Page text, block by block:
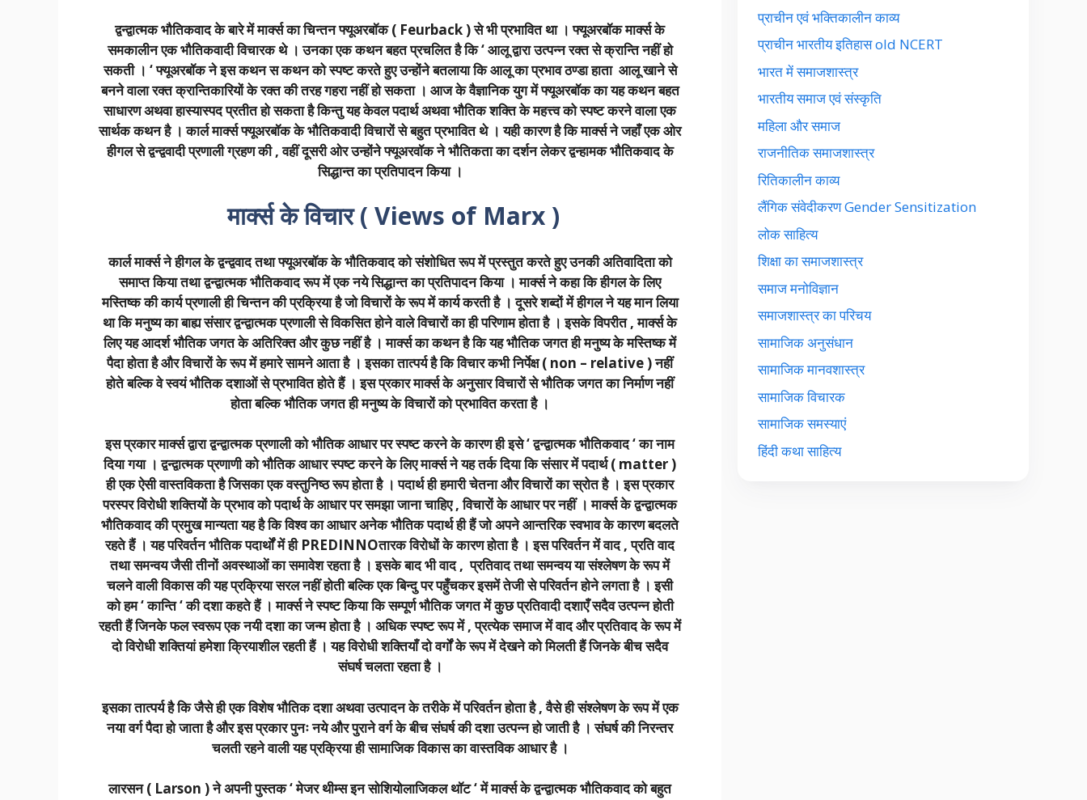
द्वन्द्वात्मक भौतिकवाद के बारे में मार्क्स का चिन्तन फ्यूअरबॉक ( Feurback ) से भी प्रभावित था । फ्यूअरबॉक मार्क्स के
समकालीन एक भौतिकवादी विचारक थे । उनका एक कथन बहत प्रचलित है कि ‘ आलू द्वारा उत्पन्न रक्त से क्रान्ति नहीं हो
सकती । ‘ फ्यूअरबॉक ने इस कथन स कथन को स्पष्ट करते हुए उन्होंने बतलाया कि आलू का प्रभाव ठण्डा हाता आलू खाने से
बनने वाला रक्त क्रान्तिकारियों के रक्त की तरह गहरा नहीं हो सकता । आज के वैज्ञानिक युग में फ्यूअरबॉक का यह कथन बहत
साधारण अथवा हास्यास्पद प्रतीत हो सकता है किन्तु यह केवल पदार्थ अथवा भौतिक शक्ति के महत्त्व को स्पष्ट करने वाला एक
सार्थक कथन है । कार्ल मार्क्स फ्यूअरबॉक के भौतिकवादी विचारों से बहुत प्रभावित थे । यही कारण है कि मार्क्स ने जहाँ एक ओर
हीगल से द्वन्द्ववादी प्रणाली ग्रहण की , वहीं दूसरी ओर उन्होंने फ्यूअरवॉक ने भौतिकता का दर्शन लेकर द्वन्हामक भौतिकवाद के
सिद्धान्त का प्रतिपादन किया ।
मार्क्स के विचार ( Views of Marx )
कार्ल मार्क्स ने हीगल के द्वन्द्ववाद तथा फ्यूअरबॉक के भौतिकवाद को संशोधित रूप में प्रस्तुत करते हुए उनकी अतिवादिता को
समाप्त किया तथा द्वन्द्वात्मक भौतिकवाद रूप में एक नये सिद्धान्त का प्रतिपादन किया । मार्क्स ने कहा कि हीगल के लिए
मस्तिष्क की कार्य प्रणाली ही चिन्तन की प्रक्रिया है जो विचारों के रूप में कार्य करती है । दूसरे शब्दों में हीगल ने यह मान लिया
था कि मनुष्य का बाह्य संसार द्वन्द्वात्मक प्रणाली से विकसित होने वाले विचारों का ही परिणाम होता है । इसके विपरीत , मार्क्स के
लिए यह आदर्श भौतिक जगत के अतिरिक्त और कुछ नहीं है । मार्क्स का कथन है कि यह भौतिक जगत ही मनुष्य के मस्तिष्क में
पैदा होता है और विचारों के रूप में हमारे सामने आता है । इसका तात्पर्य है कि विचार कभी निर्पेक्ष ( non – relative ) नहीं
होते बल्कि वे स्वयं भौतिक दशाओं से प्रभावित होते हैं । इस प्रकार मार्क्स के अनुसार विचारों से भौतिक जगत का निर्माण नहीं
होता बल्कि भौतिक जगत ही मनुष्य के विचारों को प्रभावित करता है ।
इस प्रकार मार्क्स द्वारा द्वन्द्वात्मक प्रणाली को भौतिक आधार पर स्पष्ट करने के कारण ही इसे ‘ द्वन्द्वात्मक भौतिकवाद ‘ का नाम
दिया गया । द्वन्द्वात्मक प्रणाणी को भौतिक आधार स्पष्ट करने के लिए मार्क्स ने यह तर्क दिया कि संसार में पदार्थ ( matter )
ही एक ऐसी वास्तविकता है जिसका एक वस्तुनिष्ठ रूप होता है । पदार्थ ही हमारी चेतना और विचारों का स्रोत है । इस प्रकार
परस्पर विरोधी शक्तियों के प्रभाव को पदार्थ के आधार पर समझा जाना चाहिए , विचारों के आधार पर नहीं । मार्क्स के द्वन्द्वात्मक
भौतिकवाद की प्रमुख मान्यता यह है कि विश्व का आधार अनेक भौतिक पदार्थ ही हैं जो अपने आन्तरिक स्वभाव के कारण बदलते
रहते हैं । यह परिवर्तन भौतिक पदार्थों में ही PREDINNOतारक विरोधों के कारण होता है । इस परिवर्तन में वाद , प्रति वाद
तथा समन्वय जैसी तीनों अवस्थाओं का समावेश रहता है । इसके बाद भी वाद , प्रतिवाद तथा समन्वय या संश्लेषण के रूप में
चलने वाली विकास की यह प्रक्रिया सरल नहीं होती बल्कि एक बिन्दु पर पहुँचकर इसमें तेजी से परिवर्तन होने लगता है । इसी
को हम ‘ कान्ति ‘ की दशा कहते हैं । मार्क्स ने स्पष्ट किया कि सम्पूर्ण भौतिक जगत में कुछ प्रतिवादी दशाएँ सदैव उत्पन्न होती
रहती हैं जिनके फल स्वरूप एक नयी दशा का जन्म होता है । अधिक स्पष्ट रूप में , प्रत्येक समाज में वाद और प्रतिवाद के रूप में
दो विरोधी शक्तियां हमेशा क्रियाशील रहती हैं । यह विरोधी शक्तियाँ दो वर्गों के रूप में देखने को मिलती हैं जिनके बीच सदैव
संघर्ष चलता रहता है ।
इसका तात्पर्य है कि जैसे ही एक विशेष भौतिक दशा अथवा उत्पादन के तरीके में परिवर्तन होता है , वैसे ही संश्लेषण के रूप में एक
नया वर्ग पैदा हो जाता है और इस प्रकार पुनः नये और पुराने वर्ग के बीच संघर्ष की दशा उत्पन्न हो जाती है । संघर्ष की निरन्तर
चलती रहने वाली यह प्रक्रिया ही सामाजिक विकास का वास्तविक आधार है ।
लारसन ( Larson ) ने अपनी पुस्तक ‘ मेजर थीम्स इन सोशियोलाजिकल थॉट ‘ में मार्क्स के द्वन्द्वात्मक भौतिकवाद को बहुत
प्राचीन एवं भक्तिकालीन काव्य
प्राचीन भारतीय इतिहास old NCERT
भारत में समाजशास्त्र
भारतीय समाज एवं संस्कृति
महिला और समाज
राजनीतिक समाजशास्त्र
रितिकालीन काव्य
लैंगिक संवेदीकरण Gender Sensitization
लोक साहित्य
शिक्षा का समाजशास्त्र
समाज मनोविज्ञान
समाजशास्त्र का परिचय
सामाजिक अनुसंधान
सामाजिक मानवशास्त्र
सामाजिक विचारक
सामाजिक समस्याएं
हिंदी कथा साहित्य